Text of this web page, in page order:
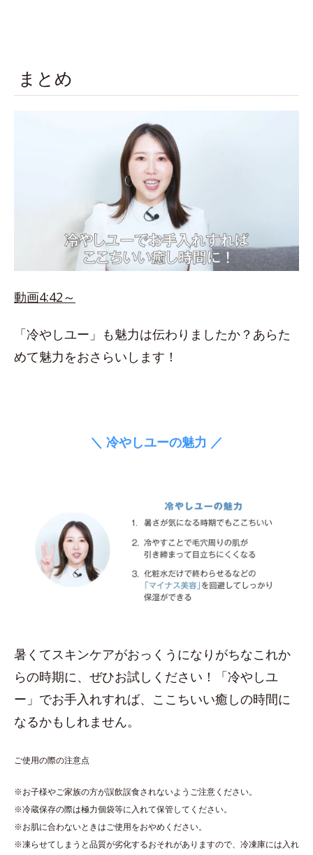
まとめ
動画4:42～
「冷やしユー」も魅力は伝わりましたか？あらた
めて魅力をおさらいします！
＼ 冷やしユーの魅力 ／
暑くてスキンケアがおっくうになりがちなこれか
らの時期に、ぜひお試しください！「冷やしユ
ー」でお手入れすれば、ここちいい癒しの時間に
なるかもしれません。
ご使用の際の注意点
※お子様やご家族の方が誤飲誤食されないようご注意ください。
※冷蔵保存の際は極力個袋等に入れて保管してください。
※お肌に合わないときはご使用をおやめください。
※凍らせてしまうと品質が劣化するおそれがありますので、冷凍庫には入れ